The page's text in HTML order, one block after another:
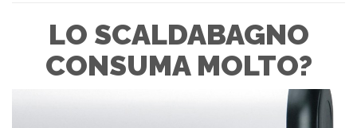
LO SCALDABAGNO
CONSUMA MOLTO?